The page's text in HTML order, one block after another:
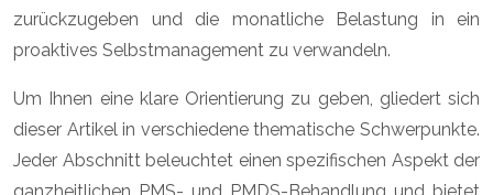
zurückzugeben und die monatliche Belastung in ein
proaktives Selbstmanagement zu verwandeln.
Um Ihnen eine klare Orientierung zu geben, gliedert sich
dieser Artikel in verschiedene thematische Schwerpunkte.
Jeder Abschnitt beleuchtet einen spezifischen Aspekt der